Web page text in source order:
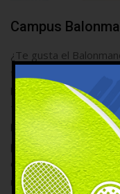
Campus
¿Te gusta el
tienes entre 6 y 14
balonmano dentro de
Tecnificación de
benjamines hasta
playa como elemento
edición en las
monitores titulados